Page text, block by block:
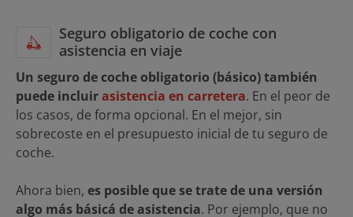
Seguro obligatorio de coche con
asistencia en viaje
Un seguro de coche obligatorio (básico) también
puede incluirasistencia en carretera. En el peor de
los casos, de forma opcional. En el mejor, sin
sobrecoste en el presupuesto inicial de tu seguro de
coche.
Ahora bien, es posible que se trate de una versión
algo más básicá de asistencia. Por ejemplo, que no